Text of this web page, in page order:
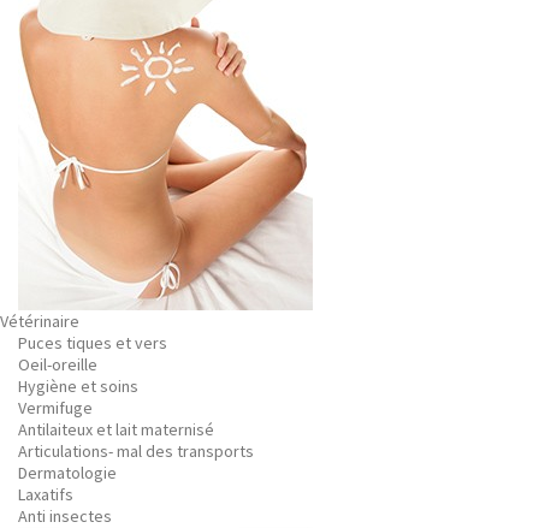
Vétérinaire
Puces tiques et vers
Oeil-oreille
Hygiène et soins
Vermifuge
Antilaiteux et lait maternisé
Articulations- mal des transports
Dermatologie
Laxatifs
Anti insectes